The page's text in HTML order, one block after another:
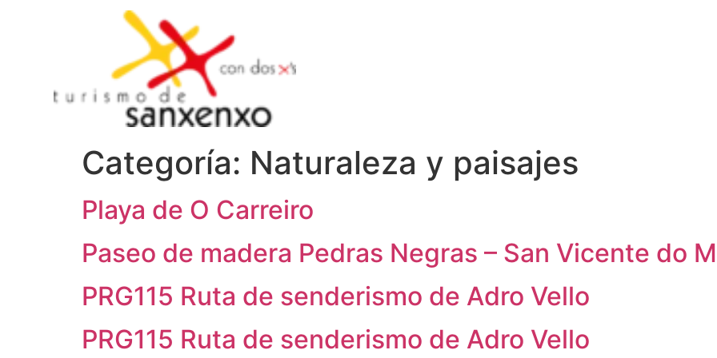
Categoría: Naturaleza y paisajes
Playa de O Carreiro
Paseo de madera Pedras Negras – San Vicente do
PRG115 Ruta de senderismo de Adro Vello
PRG115 Ruta de senderismo de Adro Vello